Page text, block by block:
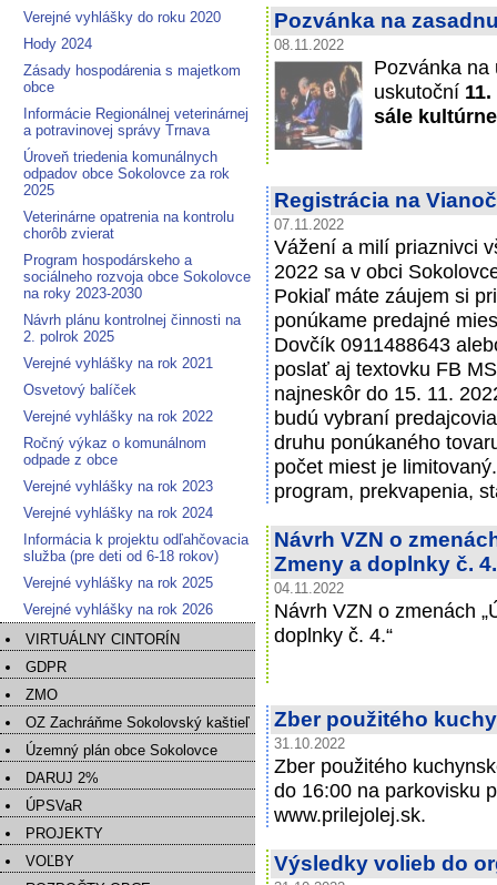
Verejné vyhlášky do roku 2020
Hody 2024
Zásady hospodárenia s majetkom
obce
Informácie Regionálnej veterinárnej
a potravinovej správy Trnava
Úroveň triedenia komunálnych
odpadov obce Sokolovce za rok
2025
Veterinárne opatrenia na kontrolu
chorôb zvierat
Program hospodárskeho a
sociálneho rozvoja obce Sokolovce
na roky 2023-2030
Návrh plánu kontrolnej činnosti na
2. polrok 2025
Verejné vyhlášky na rok 2021
Osvetový balíček
Verejné vyhlášky na rok 2022
Ročný výkaz o komunálnom
odpade z obce
Verejné vyhlášky na rok 2023
Verejné vyhlášky na rok 2024
Informácia k projektu odľahčovacia
služba (pre deti od 6-18 rokov)
Verejné vyhlášky na rok 2025
Verejné vyhlášky na rok 2026
VIRTUÁLNY CINTORÍN
GDPR
ZMO
OZ Zachráňme Sokolovský kaštieľ
Územný plán obce Sokolovce
DARUJ 2%
ÚPSVaR
PROJEKTY
VOĽBY
Pozvánka na
08.11.2022
Pozvánka na
uskutoční
sále
Registrácia na
07.11.2022
Vážení a milí priaznivci
2022 sa v obci
Pokiaľ máte záujem si
ponúkame predajné
Dovčík 0911488643
poslať aj textovku FB
najneskôr do 15. 11.
budú vybraní
druhu ponúkaného
počet miest je
program, prekvapenia,
Návrh VZN o
Zmeny a doplnky č.
04.11.2022
Návrh VZN o zmenách
doplnky č. 4.“
Zber použitého
31.10.2022
Zber použitého
do 16:00 na parkovisku
www.prilejolej.sk.
Výsledky volieb do